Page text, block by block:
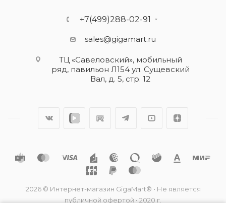
+7(499)288-02-91
sales@gigamart.ru
ТЦ «Савеловский», мобильный
ряд, павильон Л154 ул. Сущевский
Вал, д. 5, стр. 12
2026 © Интернет-магазин GigaMart® • Не является
публичной офертой • 2020 г.